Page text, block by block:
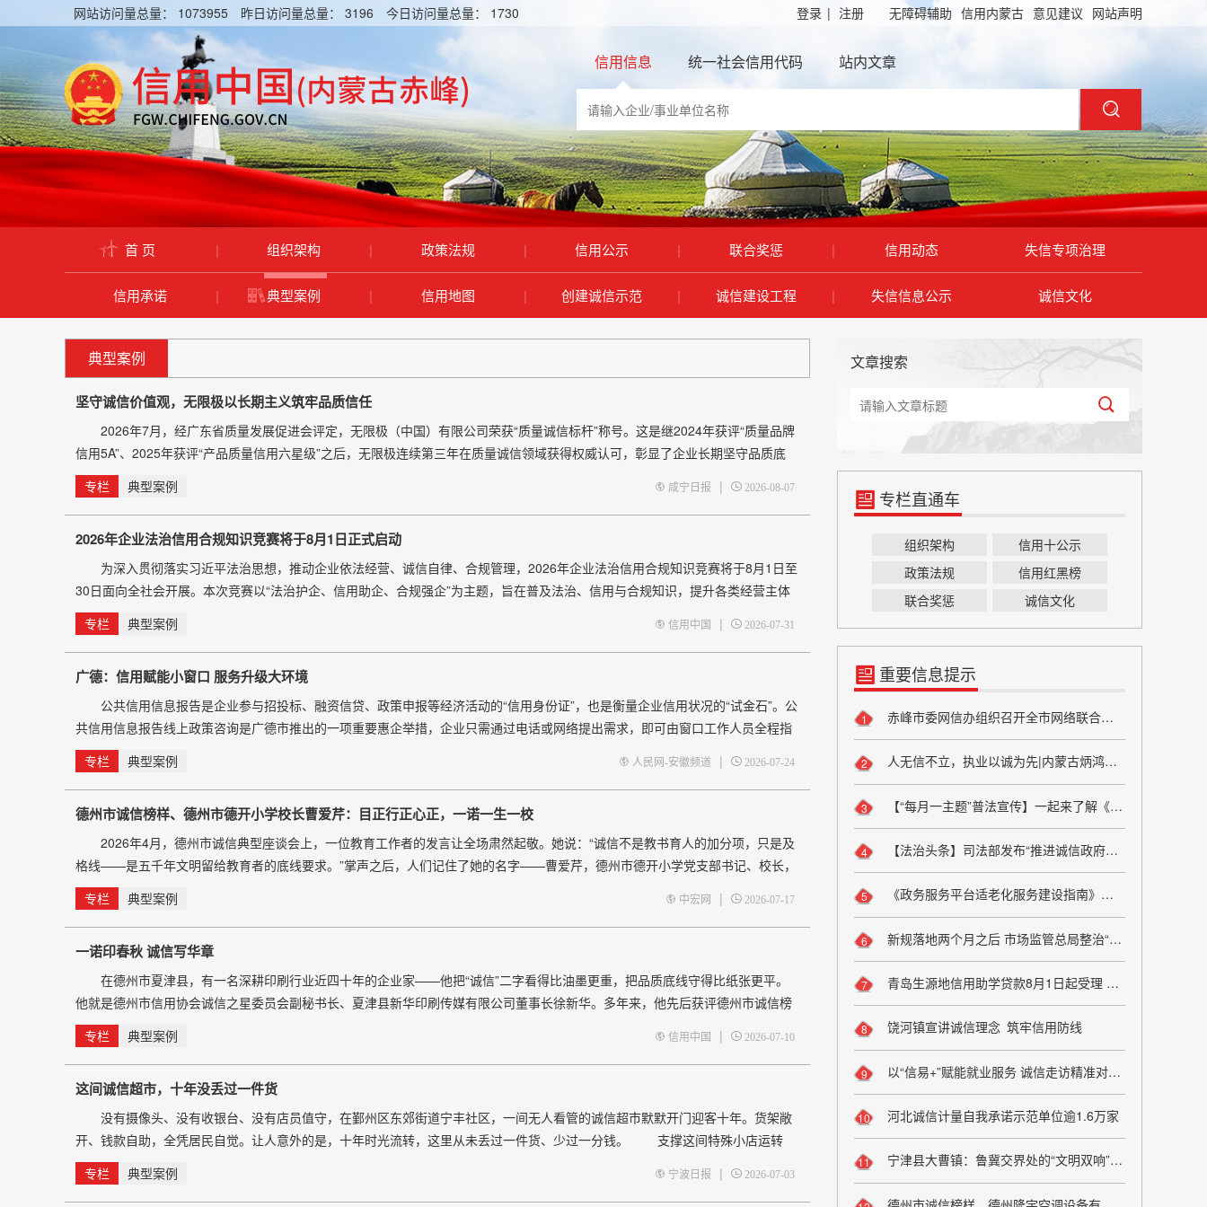
网站访问量总量： 1073955 昨日访问量总量： 3196 今日访问量总量： 1730 网站声明
意见建议
信用内蒙古
无障碍辅助
登录 | 注册
信用信息 统一社会信用代码 站内文章
首 页 | 组织架构 | 政策法规 | 信用公示 | 联合奖惩 | 信用动态 失信专项治理
信用承诺 | 典型案例 | 信用地图 | 创建诚信示范 | 诚信建设工程 | 失信信息公示 诚信文化
典型案例
坚守诚信价值观，无限极以长期主义筑牢品质信任
2026年7月，经广东省质量发展促进会评定，无限极（中国）有限公司荣获“质量诚信标杆”称号。这是继2024年获评“质量品牌
信用5A”、2025年获评“产品质量信用六星级”之后，无限极连续第三年在质量诚信领域获得权威认可，彰显了企业长期坚守品质底
线、恪守诚信经营的扎实成果。 在消费决策愈发理性的当下，消费者对健康产品的诉
专栏 典型案例 咸宁日报 | 2026-08-07
2026年企业法治信用合规知识竞赛将于8月1日正式启动
为深入贯彻落实习近平法治思想，推动企业依法经营、诚信自律、合规管理，2026年企业法治信用合规知识竞赛将于8月1日至
30日面向全社会开展。本次竞赛以“法治护企、信用助企、合规强企”为主题，旨在普及法治、信用与合规知识，提升各类经营主体
和社会公众的法治意识与合规能力，助力构建诚实守信的市场环境和法治化营商环境。 本次竞赛由中国企业改革与发展研究会
信用工作委员会、中国合
专栏 典型案例 信用中国 | 2026-07-31
广德：信用赋能小窗口 服务升级大环境
公共信用信息报告是企业参与招投标、融资信贷、政策申报等经济活动的“信用身份证”，也是衡量企业信用状况的“试金石”。公
共信用信息报告线上政策咨询是广德市推出的一项重要惠企举措，企业只需通过电话或网络提出需求，即可由窗口工作人员全程指
导协助完成办理。依托全省公共信用信息共享平台，企业可在线查询、申请、下载报告，真正实现“数据多跑路，企业零
专栏 典型案例 人民网-安徽频道 | 2026-07-24
德州市诚信榜样、德州市德开小学校长曹爱芹：目正行正心正，一诺一生一校
2026年4月，德州市诚信典型座谈会上，一位教育工作者的发言让全场肃然起敬。她说：“诚信不是教书育人的加分项，只是及
格线——是五千年文明留给教育者的底线要求。”掌声之后，人们记住了她的名字——曹爱芹，德州市德开小学党支部书记、校长，
正高级教师，德州市诚信榜样。 寻根：一位校长的“诚信三观”
专栏 典型案例 中宏网 | 2026-07-17
一诺印春秋 诚信写华章
在德州市夏津县，有一名深耕印刷行业近四十年的企业家——他把“诚信”二字看得比油墨更重，把品质底线守得比纸张更平。
他就是德州市信用协会诚信之星委员会副秘书长、夏津县新华印刷传媒有限公司董事长徐新华。多年来，他先后获评德州市诚信榜
样、夏津县优秀政协委员、最美企业家、爱心公益之星等荣誉称号。从普通工人到企业掌舵人，从简陋小作坊到集印刷、服装于一
体的综合
专栏 典型案例 信用中国 | 2026-07-10
这间诚信超市，十年没丢过一件货
没有摄像头、没有收银台、没有店员值守，在鄞州区东郊街道宁丰社区，一间无人看管的诚信超市默默开门迎客十年。货架敞
开、钱款自助，全凭居民自觉。让人意外的是，十年时光流转，这里从未丢过一件货、少过一分钱。 支撑这间特殊小店运转
的，主要是两位“主理人”的默默坚守——80岁的邹珍娣和56岁的周雪军，他们十年如一日守护着方寸货架。 跑遍市场找&ldq
专栏 典型案例 宁波日报 | 2026-07-03
文章搜索
专栏直通车
组织架构
信用十公示
政策法规
信用红黑榜
联合奖惩
诚信文化
重要信息提示
赤峰市委网信办组织召开全市网络联合执法协作机制联络员会议
1
人无信不立，执业以诚为先|内蒙古炳鸿律师事务所开展诚信宣传专题学习活动
2
【“每月一主题”普法宣传】一起来了解《内蒙古自治区社会信用条例》！
3
【法治头条】司法部发布“推进诚信政府建设 维护企业信赖利益”行政复议典型案例——纵深推进全国统一大市场建设行政复议典型案例（一）
4
《政务服务平台适老化服务建设指南》国家标准正式发布
5
新规落地两个月之后 市场监管总局整治“幽灵外卖”再亮剑
6
青岛生源地信用助学贷款8月1日起受理 持续至9月12日
7
饶河镇宣讲诚信理念 筑牢信用防线
8
以“信易+”赋能就业服务 诚信走访精准对接见习基地
9
河北诚信计量自我承诺示范单位逾1.6万家
10
宁津县大曹镇：鲁冀交界处的“文明双响”——诚信秤与友善凳
11